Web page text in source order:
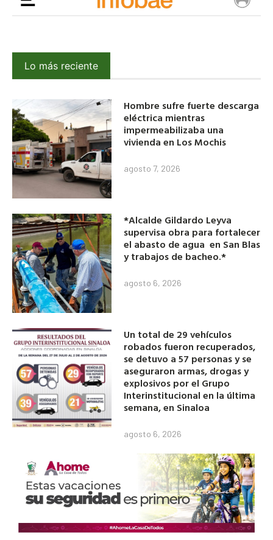
Lo más reciente
Hombre sufre fuerte descarga
eléctrica mientras
impermeabilizaba una
vivienda en Los Mochis
agosto 7, 2026
*Alcalde Gildardo Leyva
supervisa obra para fortalecer
el abasto de agua en San Blas
y trabajos de bacheo.*
agosto 6, 2026
Un total de 29 vehículos
robados fueron recuperados,
se detuvo a 57 personas y se
aseguraron armas, drogas y
explosivos por el Grupo
Interinstitucional en la última
semana, en Sinaloa
agosto 6, 2026